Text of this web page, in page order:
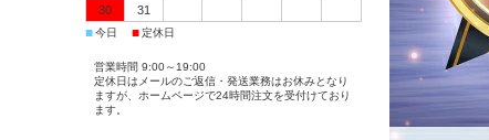
30
31
■今日 ■定休日
営業時間 9:00～19:00
定休日はメールのご返信・発送業務はお休みとなり
ますが、ホームページで24時間注文を受付けており
ます。